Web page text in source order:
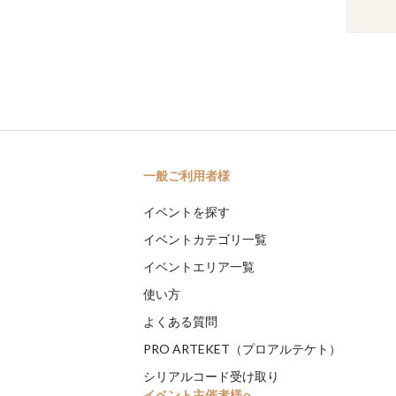
一般ご利用者様
イベントを探す
イベントカテゴリ一覧
イベントエリア一覧
使い方
よくある質問
PRO ARTEKET（プロアルテケト）
シリアルコード受け取り